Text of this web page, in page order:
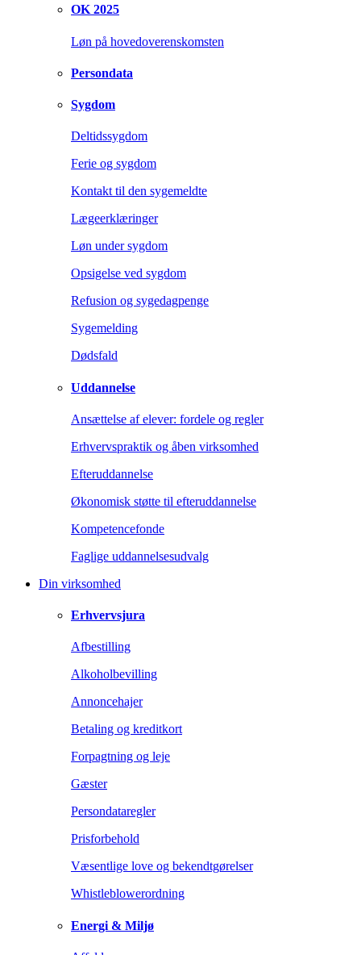
OK 2025
Løn på hovedoverenskomsten
Persondata
Sygdom
Deltidssygdom
Ferie og sygdom
Kontakt til den sygemeldte
Lægeerklæringer
Løn under sygdom
Opsigelse ved sygdom
Refusion og sygedagpenge
Sygemelding
Dødsfald
Uddannelse
Ansættelse af elever: fordele og regler
Erhvervspraktik og åben virksomhed
Efteruddannelse
Økonomisk støtte til efteruddannelse
Kompetencefonde
Faglige uddannelsesudvalg
Din virksomhed
Erhvervsjura
Afbestilling
Alkoholbevilling
Annoncehajer
Betaling og kreditkort
Forpagtning og leje
Gæster
Persondataregler
Prisforbehold
Væsentlige love og bekendtgørelser
Whistleblowerordning
Energi & Miljø